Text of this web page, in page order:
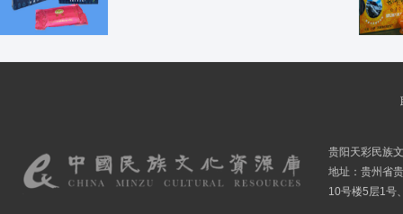
贵阳天彩民族
地址：贵州省
10号楼5层1号